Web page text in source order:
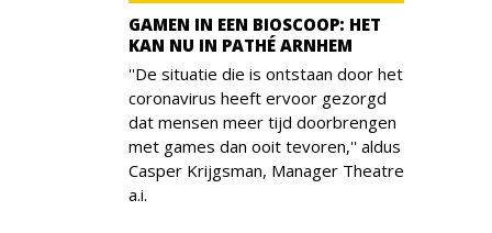
GAMEN IN EEN BIOSCOOP: HET
KAN NU IN PATHÉ ARNHEM
''De situatie die is ontstaan door het
coronavirus heeft ervoor gezorgd
dat mensen meer tijd doorbrengen
met games dan ooit tevoren,'' aldus
Casper Krijgsman, Manager Theatre
a.i.